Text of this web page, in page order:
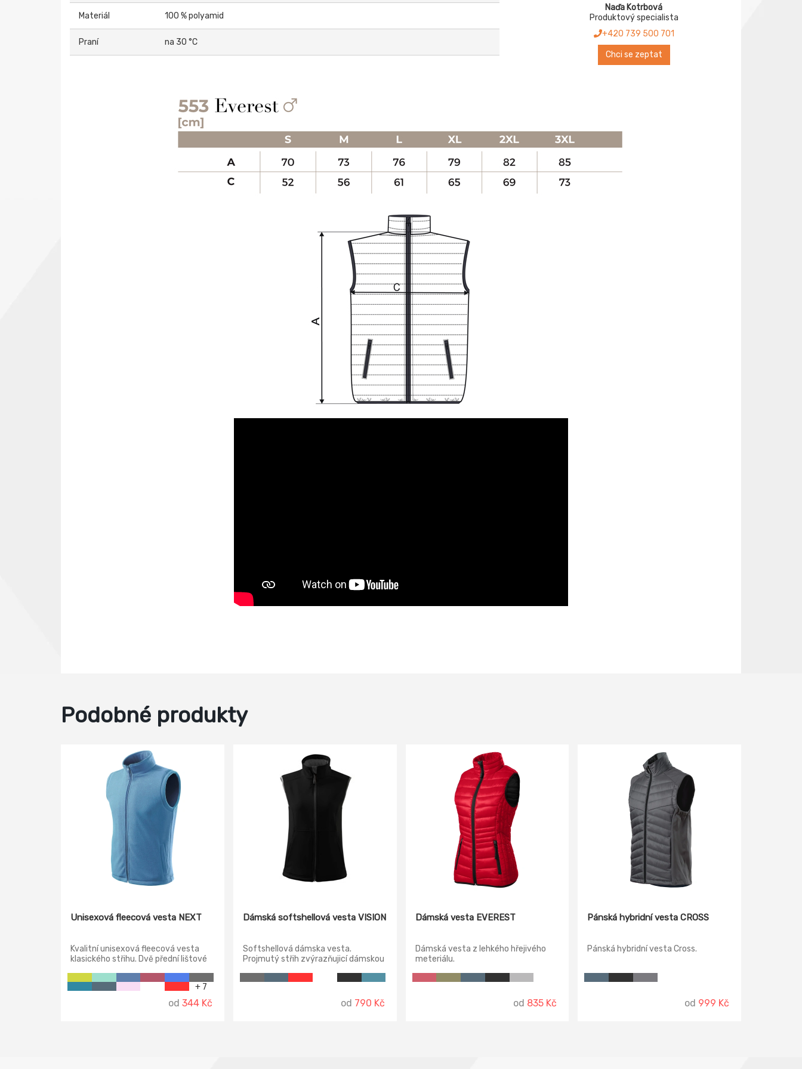
Materiál 100 % polyamid
Praní na 30 °C
Naďa Kotrbová
Produktový specialista
+420 739 500 701
Chci se zeptat
Podobné produkty
Unisexová fleecová vesta NEXT
Kvalitní unisexová fleecová vesta
klasického střihu. Dvě přední lištové
straně vesty antipillingová úprava.
+ 7
od 344 Kč
Dámská softshellová vesta VISION
Softshellová dámska vesta.
Projmutý střih zvýrazňujicí dámskou
šňůrkou. 3 vrstvý softshell.
od 790 Kč
Dámská vesta EVEREST
Dámská vesta z lehkého hřejivého
meteriálu.
od 835 Kč
Pánská hybridní vesta CROSS
Pánská hybridní vesta Cross.
od 999 Kč